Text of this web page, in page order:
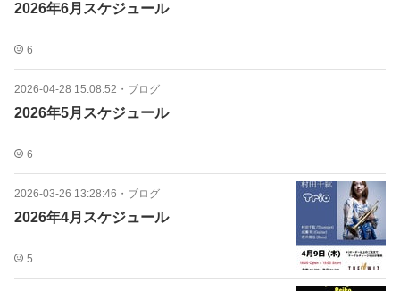
2026年6月スケジュール
6
2026-04-28 15:08:52 ・ ブログ
2026年5月スケジュール
6
2026-03-26 13:28:46 ・ ブログ
2026年4月スケジュール
5